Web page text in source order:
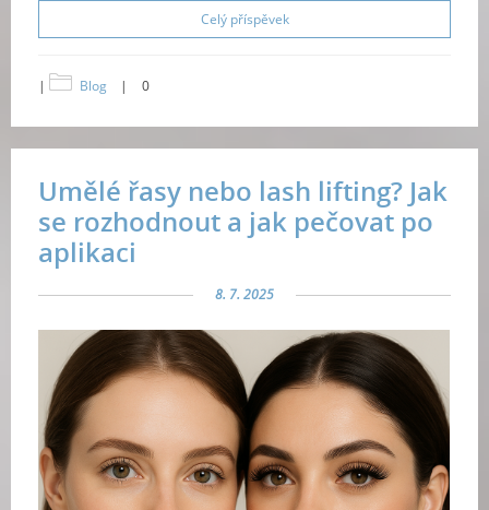
Celý příspěvek
| Blog | 0
Umělé řasy nebo lash lifting? Jak
se rozhodnout a jak pečovat po
aplikaci
8. 7. 2025